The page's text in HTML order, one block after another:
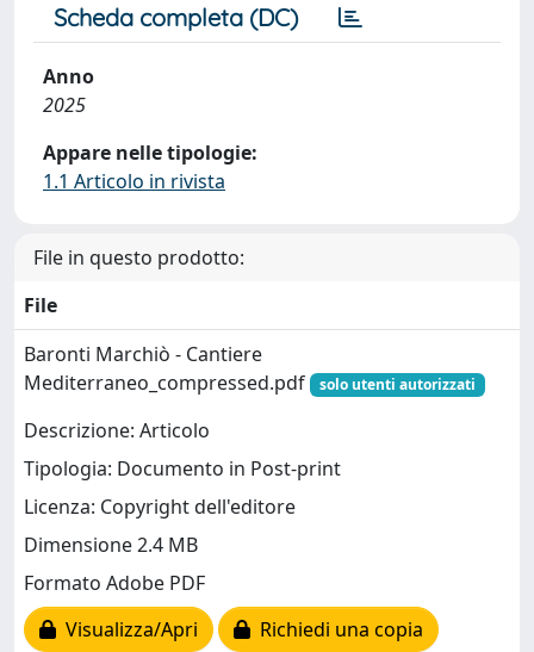
Scheda completa (DC)
Anno
2025
Appare nelle tipologie:
1.1 Articolo in rivista
File in questo prodotto:
File
Baronti Marchiò - Cantiere
Mediterraneo_compressed.pdf
solo utenti autorizzati
Descrizione: Articolo
Tipologia: Documento in Post-print
Licenza: Copyright dell'editore
Dimensione 2.4 MB
Formato Adobe PDF
Visualizza/Apri
Richiedi una copia